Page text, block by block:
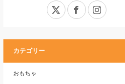
X Facebook
カテゴリー
おもちゃ